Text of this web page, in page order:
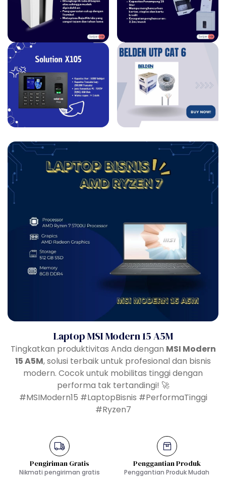
Laptop MSI Modern 15 A5M
Tingkatkan produktivitas Anda dengan MSI Modern
15 A5M, solusi terbaik untuk profesional dan bisnis
modern. Cocok untuk mobilitas tinggi dengan
performa tak tertandingi! 🚀
#MSIModern15 #LaptopBisnis #PerformaTinggi
#Ryzen7
Pengiriman Gratis
Nikmati pengiriman gratis
Penggantian Produk
Penggantian Produk Mudah